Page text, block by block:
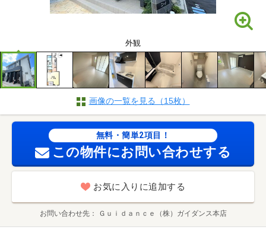
外観
画像の一覧を見る（15枚）
無料・簡単2項目！
この物件にお問い合わせする
お気に入りに追加する
お問い合わせ先 Ｇｕｉｄａｎｃｅ（株）ガイダンス本店